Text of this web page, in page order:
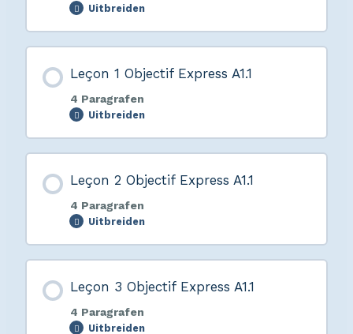
Uitbreiden
Leçon 1 Objectif Express A1.1
4 Paragrafen
Uitbreiden
Leçon 2 Objectif Express A1.1
4 Paragrafen
Uitbreiden
Leçon 3 Objectif Express A1.1
4 Paragrafen
Uitbreiden